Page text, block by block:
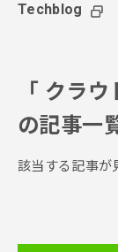
Techblog
「 クラウ
の記事一
該当する記事が